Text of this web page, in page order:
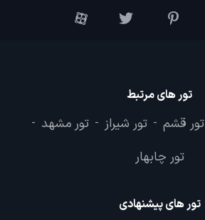
تور های مرتبط
تور قشم - تور شیراز - تور مشهد -
تور چابهار
تور های پیشنهادی